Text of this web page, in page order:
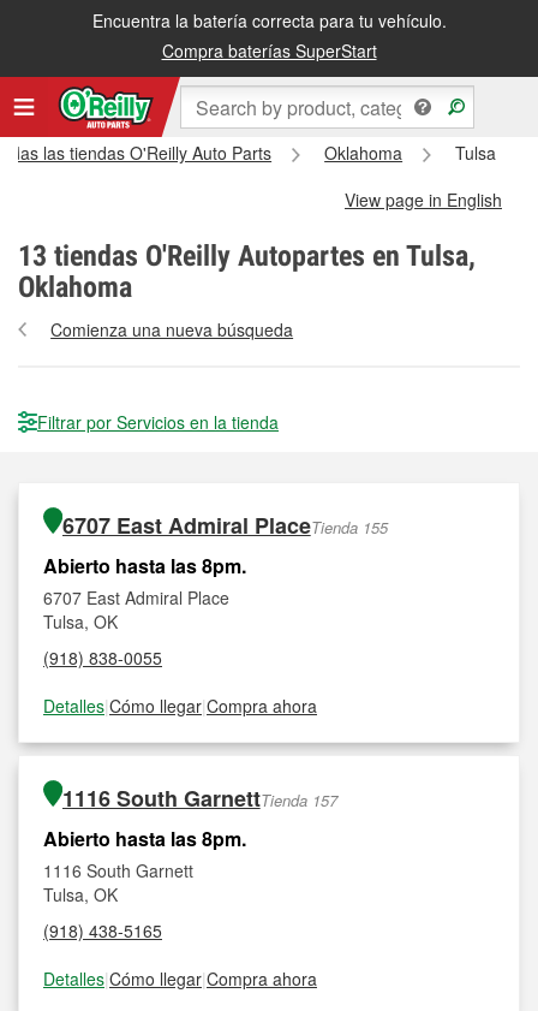
Encuentra la batería correcta para tu vehículo.
Compra baterías SuperStart
las tiendas O'Reilly Auto Parts Oklahoma
Tulsa
View page in English
13 tiendas O'Reilly Autopartes en Tulsa,
Oklahoma
Comienza una nueva búsqueda
Filtrar por Servicios en la tienda
6707 East Admiral PlaceTienda 155
Abierto hasta las 8pm.
6707 East Admiral Place
Tulsa, OK
(918) 838-0055
Detalles|Cómo llegar|Compra ahora
1116 South GarnettTienda 157
Abierto hasta las 8pm.
1116 South Garnett
Tulsa, OK
(918) 438-5165
Detalles|Cómo llegar|Compra ahora